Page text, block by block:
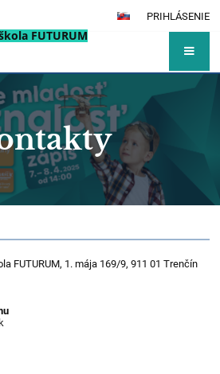
PRIHLÁSENIE
FUTURUM
FUTURUM, 1. mája 169/9, 911 01 Trenčín